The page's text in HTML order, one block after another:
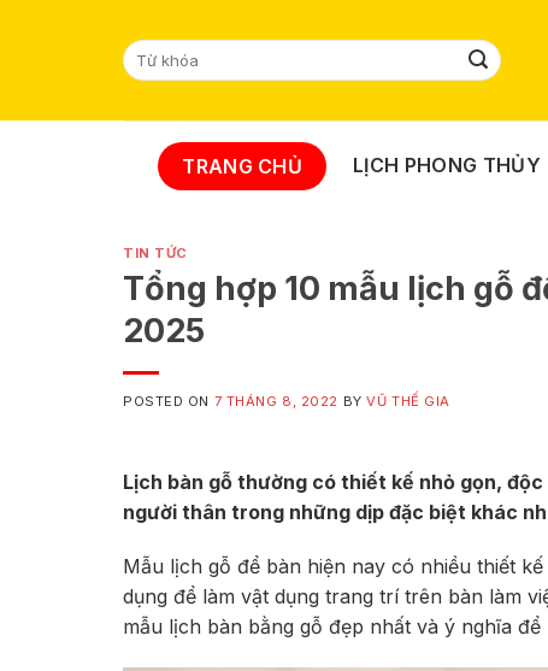
Tìm
kiếm:
TRANG CHỦ LỊCH PHONG THỦY
TIN TỨC
Tổng hợp 10 mẫu lịch gỗ
2025
POSTED ON 7 THÁNG 8, 2022 BYVŨ THẾ GIA
Lịch bàn gỗ thường có thiết kế nhỏ gọn,
người thân trong những dịp đặc biệt khác
Mẫu lịch gỗ để bàn hiện nay có nhiều thiết
dụng để làm vật dụng trang trí trên bàn làm
mẫu lịch bàn bằng gỗ đẹp nhất và ý nghĩa